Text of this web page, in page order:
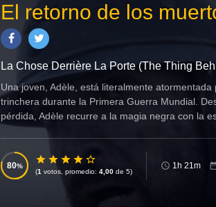
El retorno de los
La Chose Derrière La Porte (The Thing
Una joven, Adèle, está literalmente
trinchera durante la Primera Guerra Mundial.
pérdida, Adèle recurre a la magia negra con la
80
(1 votos, promedio: 4,00 de 5)
1h 21m